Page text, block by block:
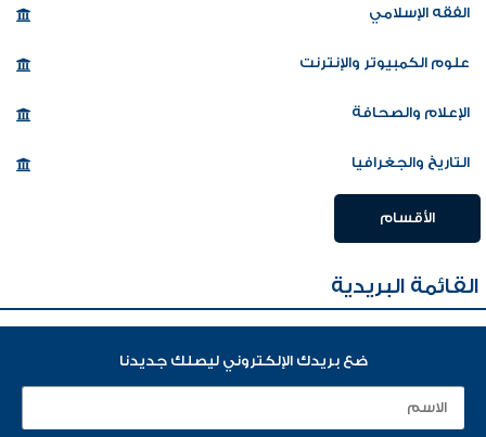
الفقه الإسلامي
علوم الكمبيوتر والإنترنت
الإعلام والصحافة
التاريخ والجغرافيا
الأقسام
القائمة البريدية
ضع بريدك الإلكتروني ليصلك جديدنا